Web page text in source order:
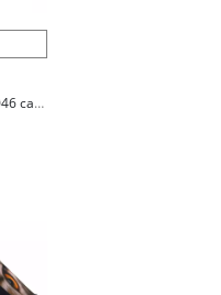
Зонт женский складной Caplier CA4046 сатиновый